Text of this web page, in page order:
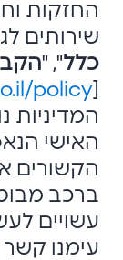
החזקות
שירותים
כלל", "
policy
המדיניות
האישי
הקשורים
ברכב
עשויים
עימנו